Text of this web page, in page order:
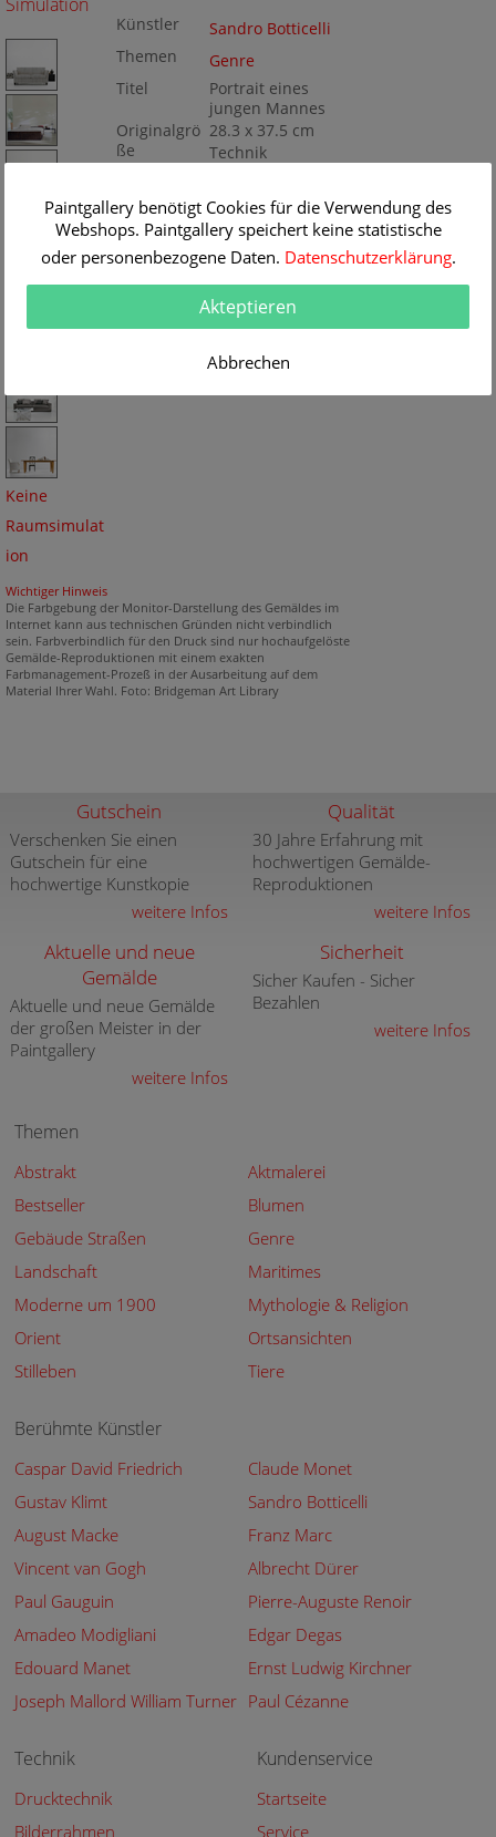
Keine
Raumsimulat
ion
Künstler
Sandro Botticelli
Themen
Genre
Titel
Portrait eines
jungen Mannes
Originalgrö
ße
28.3 x 37.5 cm
Technik
BA4362
Wichtiger Hinweis
Die Farbgebung der Monitor-Darstellung des Gemäldes im
Internet kann aus technischen Gründen nicht verbindlich
sein. Farbverbindlich für den Druck sind nur hochaufgelöste
Gemälde-Reproduktionen mit einem exakten
Farbmanagement-Prozeß in der Ausarbeitung auf dem
Material Ihrer Wahl. Foto: Bridgeman Art Library
Gutschein
Verschenken Sie einen
Gutschein für eine
hochwertige Kunstkopie
weitere Infos
Qualität
30 Jahre Erfahrung mit
hochwertigen Gemälde-
Reproduktionen
weitere Infos
Aktuelle und neue
Gemälde
Aktuelle und neue Gemälde
der großen Meister in der
Paintgallery
weitere Infos
Sicherheit
Sicher Kaufen - Sicher
Bezahlen
weitere Infos
Themen
Abstrakt
Aktmalerei
Bestseller
Blumen
Gebäude Straßen
Genre
Landschaft
Maritimes
Moderne um 1900
Mythologie & Religion
Orient
Ortsansichten
Stilleben
Tiere
Berühmte Künstler
Caspar David Friedrich
Claude Monet
Gustav Klimt
Sandro Botticelli
August Macke
Franz Marc
Vincent van Gogh
Albrecht Dürer
Paul Gauguin
Pierre-Auguste Renoir
Amadeo Modigliani
Edgar Degas
Edouard Manet
Ernst Ludwig Kirchner
Joseph Mallord William Turner Paul Cézanne
Technik
Drucktechnik
Bilderrahmen
Kundenservice
Startseite
Service
Paintgallery benötigt Cookies für die Verwendung des
Webshops. Paintgallery speichert keine statistische
oder personenbezogene Daten. Datenschutzerklärung.
Akteptieren
Abbrechen